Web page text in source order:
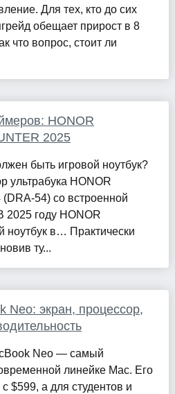
Для тех, кто до сих
обещает прирост в 8
что вопрос, стоит ли
HONOR
2025
быть игровой ноутбук?
ультрабука HONOR
54) со встроенной
2025 году HONOR
ноутбук в… Практически
ту...
Neo: экран, процессор,
Neo — самый
линейке Mac. Его
$599, а для студентов и